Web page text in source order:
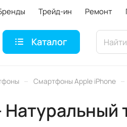
Трейд-ин Ремонт
Каталог
– Смартфоны Apple iPhone –